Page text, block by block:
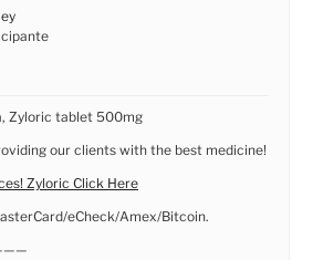
Zyloric tablet 500mg
our clients with the best medicine!
Zyloric Click Here
eCheck/Amex/Bitcoin.